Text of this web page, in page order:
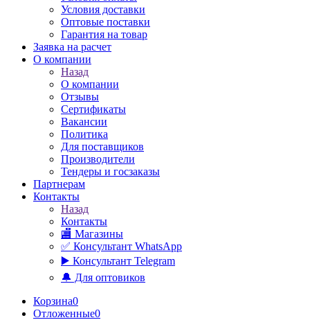
Условия доставки
Оптовые поставки
Гарантия на товар
Заявка на расчет
О компании
Назад
О компании
Отзывы
Сертификаты
Вакансии
Политика
Для поставщиков
Производители
Тендеры и госзаказы
Партнерам
Контакты
Назад
Контакты
🏬 Магазины
✅️ Консультант WhatsApp
▶️ Консультант Telegram
🔔 Для оптовиков
Корзина0
Отложенные0